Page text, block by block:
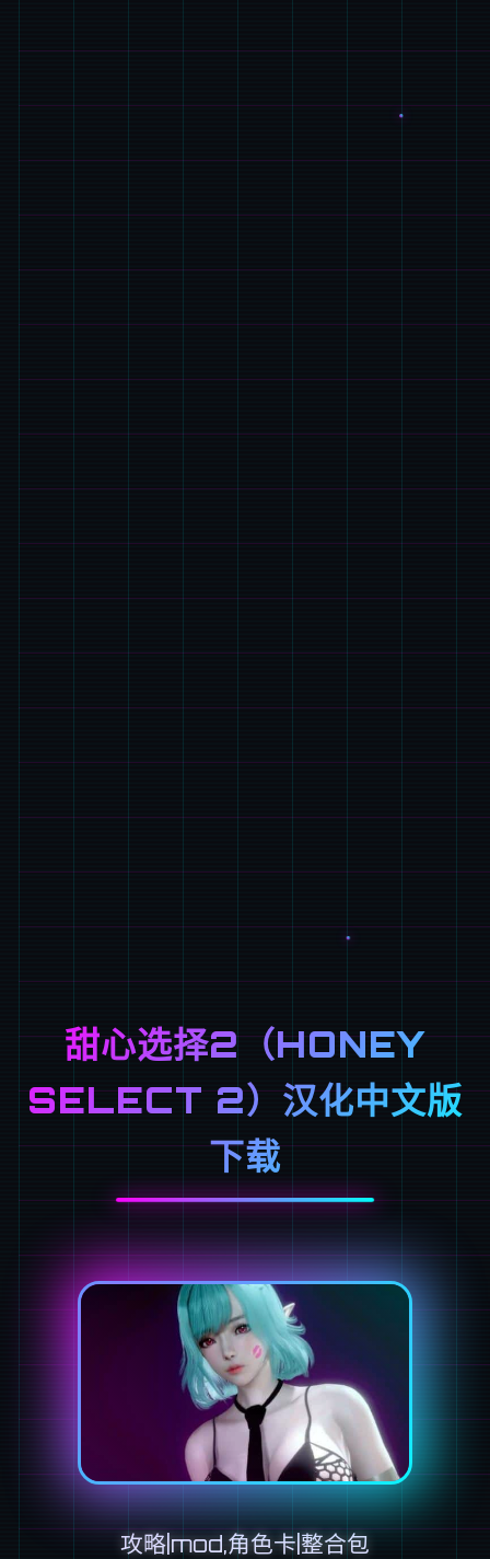
甜心选择2（HONEY
SELECT 2）汉化中文版
下载
攻略|mod,角色卡|整合包